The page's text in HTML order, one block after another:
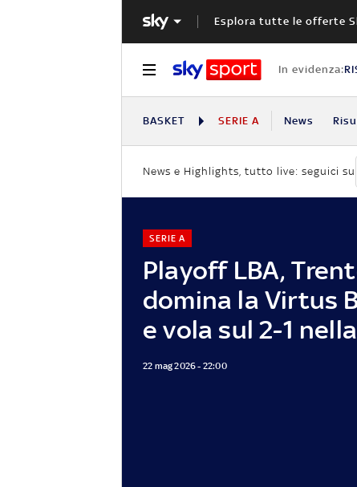
Esplora tutte le offerte
In evidenza:
BASKET SERIE A News
News e Highlights, tutto live: seguici su
Playoff LBA,
domina la Virtus
e vola sul 2-1
SERIE A
22 mag 2026 - 22:00